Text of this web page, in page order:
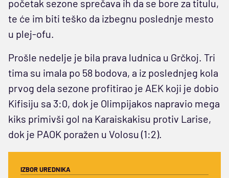
početak sezone sprečava ih da se bore za titulu,
te će im biti teško da izbegnu poslednje mesto
u plej-ofu.
Prošle nedelje je bila prava ludnica u Grčkoj. Tri
tima su imala po 58 bodova, a iz poslednjeg kola
prvog dela sezone profitirao je AEK koji je dobio
Kifisiju sa 3:0, dok je Olimpijakos napravio mega
kiks primivši gol na Karaiskakisu protiv Larise,
dok je PAOK poražen u Volosu (1:2).
IZBOR UREDNIKA